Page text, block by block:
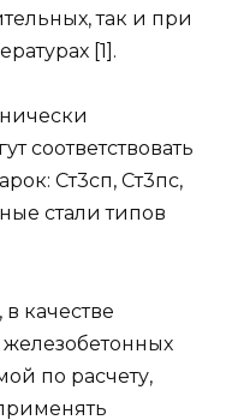
так и при
[1].
соответствовать
Ст3сп, Ст3пс,
стали типов
качестве
по расчету,